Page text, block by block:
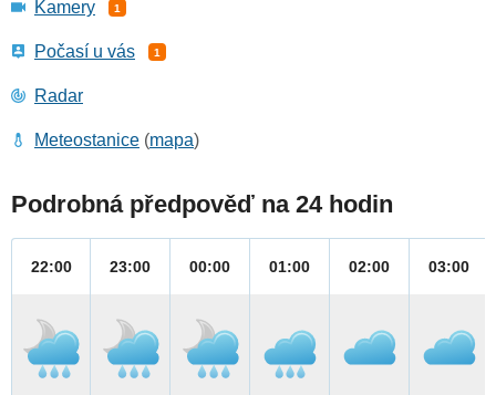
Kamery 1
Počasí u vás 1
Radar
Meteostanice (mapa)
Podrobná předpověď na 24 hodin
22:00 23:00 00:00 01:00 02:00 03:00